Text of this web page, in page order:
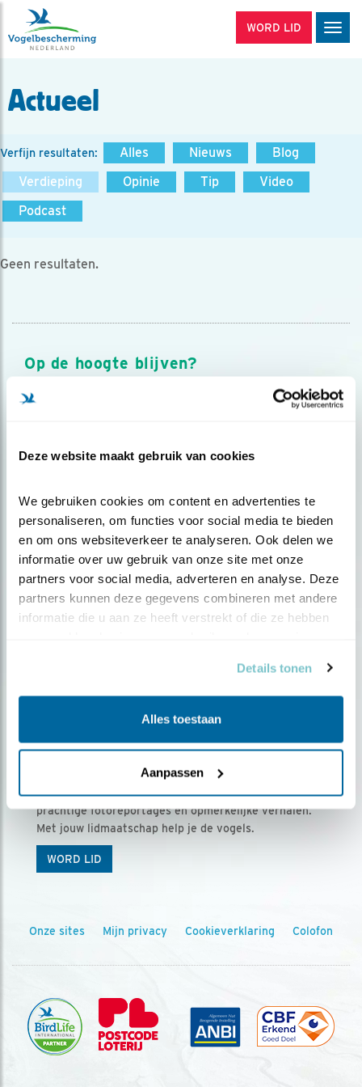
Deze website maakt gebruik van cookies
We gebruiken cookies om content en advertenties te
personaliseren, om functies voor social media te bieden
en om ons websiteverkeer te analyseren. Ook delen we
informatie over uw gebruik van onze site met onze
partners voor social media, adverteren en analyse. Deze
partners kunnen deze gegevens combineren met andere
informatie die u aan ze heeft verstrekt of die ze hebben
Details tonen
Alles toestaan
Aanpassen
WORD LID
Actueel
Verfijn resultaten: Alles Nieuws
Blog
Verdieping
Opinie Tip
Video
Podcast
Geen resultaten.
Op de hoogte blijven?
Meld je aan en ontvang nieuws, inspiratie, acties en tips
over vogels en activiteiten van Vogelbescherming.
Ontvang 5 x Vogels voor € 36,00 per jaar
Vogels is het tijdschrift voor onze leden, met
prachtige fotoreportages en opmerkelijke verhalen.
Met jouw lidmaatschap help je de vogels.
WORD LID
Onze sites Mijn privacy Cookieverklaring Colofon